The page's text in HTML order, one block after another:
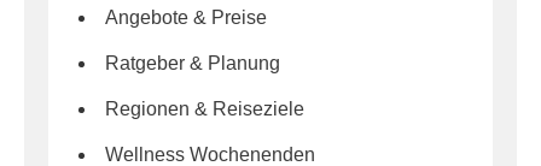
Angebote & Preise
Ratgeber & Planung
Regionen & Reiseziele
Wellness Wochenenden